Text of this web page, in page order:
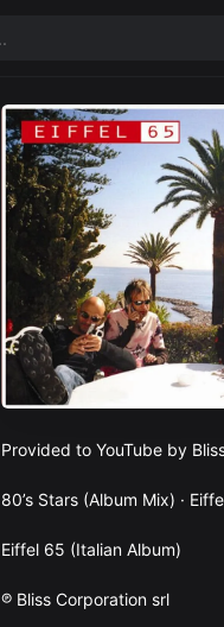
Provided to YouTube by
80’s Stars (Album Mix) ·
Eiffel 65 (Italian Album)
℗ Bliss Corporation srl